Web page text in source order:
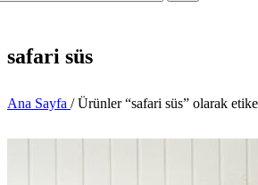
safari süs
Ana Sayfa / Ürünler “safari süs” olarak